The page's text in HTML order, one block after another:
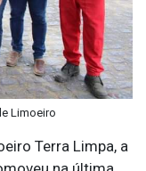
Limoeiro
Terra Limpa, a